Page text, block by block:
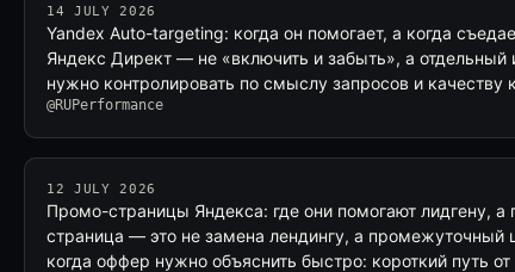
14 JULY 2026
Yandex Auto-targeting: когда он помогает, а когда
Яндекс Директ — не «включить и забыть», а отдельный
нужно контролировать по смыслу запросов и качеству
@RUPerformance
12 JULY 2026
Промо-страницы Яндекса: где они помогают лидгену, а
страница — это не замена лендингу, а промежуточный
когда оффер нужно объяснить быстро: короткий путь